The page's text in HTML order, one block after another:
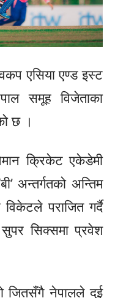
एसिया एण्डइस्ट
समूह विजेताका
छ ।
क्रिकेट एकेडेमी
अन्तर्गतको अन्तिम
पराजित गर्दै
सुपरसिक्समाप्रवेश
जितसँगै नेपालले दुई